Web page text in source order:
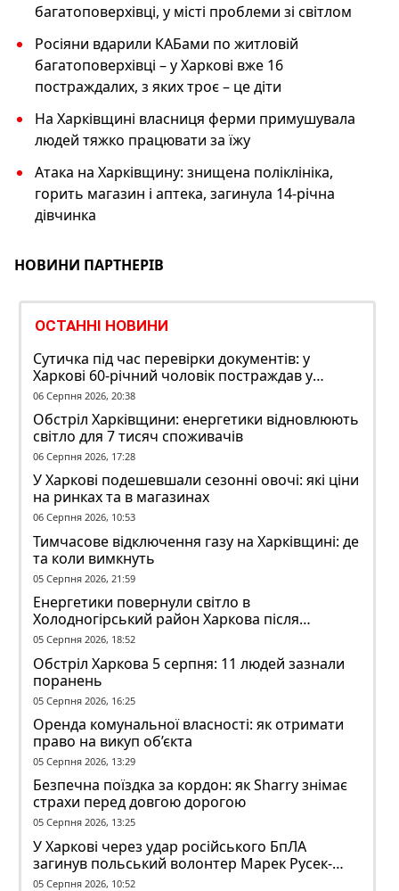
багатоповерхівці, у місті проблеми зі світлом
Росіяни вдарили КАБами по житловій
багатоповерхівці – у Харкові вже 16
постраждалих, з яких троє – це діти
На Харківщині власниця ферми примушувала
людей тяжко працювати за їжу
Атака на Харківщину: знищена поліклініка,
горить магазин і аптека, загинула 14-річна
дівчинка
НОВИНИ ПАРТНЕРІВ
ОСТАННІ НОВИНИ
Сутичка під час перевірки документів: у
Харкові 60-річний чоловік постраждав у
конфлікті з ТЦК
06 Серпня 2026, 20:38
Обстріл Харківщини: енергетики відновлюють
світло для 7 тисяч споживачів
06 Серпня 2026, 17:28
У Харкові подешевшали сезонні овочі: які ціни
на ринках та в магазинах
06 Серпня 2026, 10:53
Тимчасове відключення газу на Харківщині: де
та коли вимкнуть
05 Серпня 2026, 21:59
Енергетики повернули світло в
Холодногірський район Харкова після
ворожого обстрілу
05 Серпня 2026, 18:52
Обстріл Харкова 5 серпня: 11 людей зазнали
поранень
05 Серпня 2026, 16:25
Оренда комунальної власності: як отримати
право на викуп об’єкта
05 Серпня 2026, 13:29
Безпечна поїздка за кордон: як Sharry знімає
страхи перед довгою дорогою
05 Серпня 2026, 13:25
У Харкові через удар російського БпЛА
загинув польський волонтер Марек Русек-
Вольський
05 Серпня 2026, 10:52